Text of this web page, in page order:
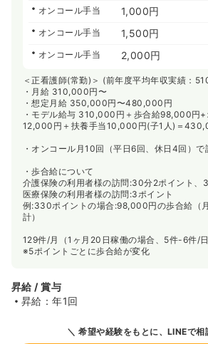
オンコール手当 1,000円
オンコール手当 1,500円
オンコール手当 2,000円
＜正看護師(常勤)＞ (前年度平均年収実績：
・月給 310,000円〜
・想定月給 350,000円〜480,000円
・モデル給与 310,000円＋歩合給98,000円+
12,000円＋扶養手当10,000円(子1人)＝
・オンコール月10回（平日6回、休日4回）で
・歩合給について
介護保険の利用者様の訪問:30分2ポイント
医療保険の利用者様の訪問:3ポイント
例:330ポイントの場合:98,000円の歩合給（
計）
129件/月（1ヶ月20日稼働の場合、5件-6件/日
※5ポイントごとに歩合給が変化
昇給 / 賞与
昇給：年1回
希望や経験をもとに、LINEで相